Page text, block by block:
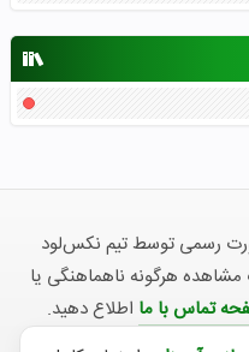
رسمی توسط تیم نکس‌لود
هرگونه ناهماهنگی یا
تماس با ما اطلاع دهید.